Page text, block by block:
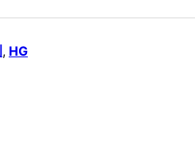
, HG